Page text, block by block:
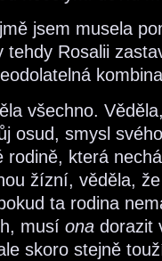
jsem musela
tehdy Rosalii
všechno.
osud, smysl
rodině, která
žízní, věděla,
ta rodina
musí ona dorazit
skoro stejně